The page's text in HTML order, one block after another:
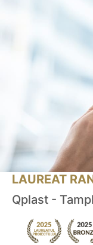
LAUREAT
Qplast -